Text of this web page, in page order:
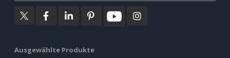
Ausgewählte Produkte